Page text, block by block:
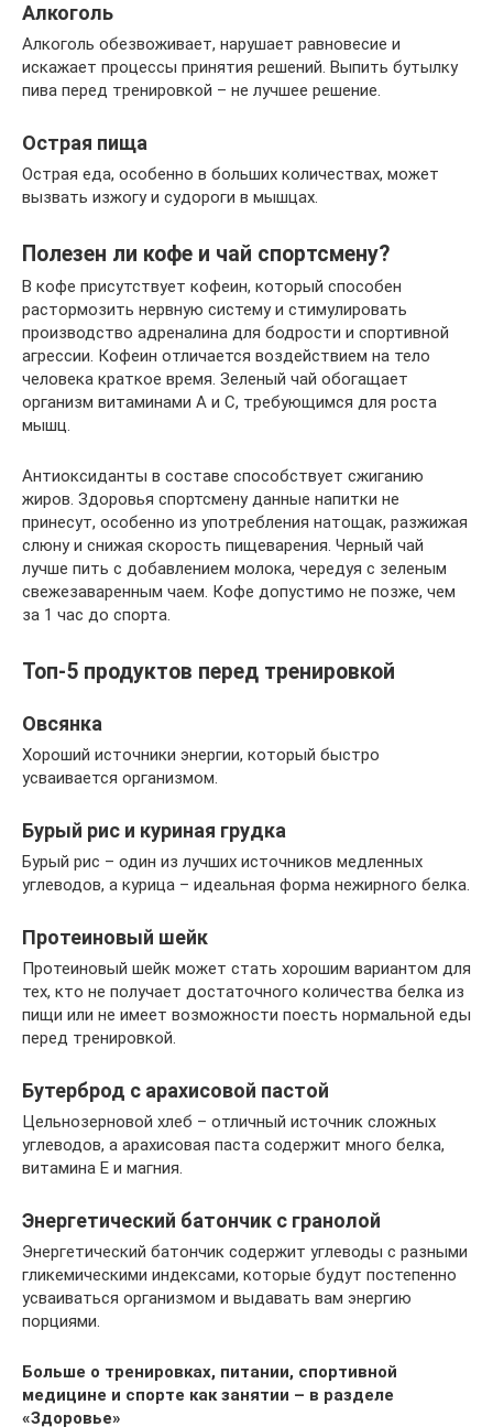
Алкоголь
Алкоголь обезвоживает, нарушает равновесие и
искажает процессы принятия решений. Выпить бутылку
пива перед тренировкой – не лучшее решение.
Острая пища
Острая еда, особенно в больших количествах, может
вызвать изжогу и судороги в мышцах.
Полезен ли кофе и чай спортсмену?
В кофе присутствует кофеин, который способен
растормозить нервную систему и стимулировать
производство адреналина для бодрости и спортивной
агрессии. Кофеин отличается воздействием на тело
человека краткое время. Зеленый чай обогащает
организм витаминами А и С, требующимся для роста
мышц.
Антиоксиданты в составе способствует сжиганию
жиров. Здоровья спортсмену данные напитки не
принесут, особенно из употребления натощак, разжижая
слюну и снижая скорость пищеварения. Черный чай
лучше пить с добавлением молока, чередуя с зеленым
свежезаваренным чаем. Кофе допустимо не позже, чем
за 1 час до спорта.
Топ-5 продуктов перед тренировкой
Овсянка
Хороший источники энергии, который быстро
усваивается организмом.
Бурый рис и куриная грудка
Бурый рис – один из лучших источников медленных
углеводов, а курица – идеальная форма нежирного белка.
Протеиновый шейк
Протеиновый шейк может стать хорошим вариантом для
тех, кто не получает достаточного количества белка из
пищи или не имеет возможности поесть нормальной еды
перед тренировкой.
Бутерброд с арахисовой пастой
Цельнозерновой хлеб – отличный источник сложных
углеводов, а арахисовая паста содержит много белка,
витамина Е и магния.
Энергетический батончик с гранолой
Энергетический батончик содержит углеводы с разными
гликемическими индексами, которые будут постепенно
усваиваться организмом и выдавать вам энергию
порциями.
Больше о тренировках, питании, спортивной
медицине и спорте как занятии – в разделе
«Здоровье»